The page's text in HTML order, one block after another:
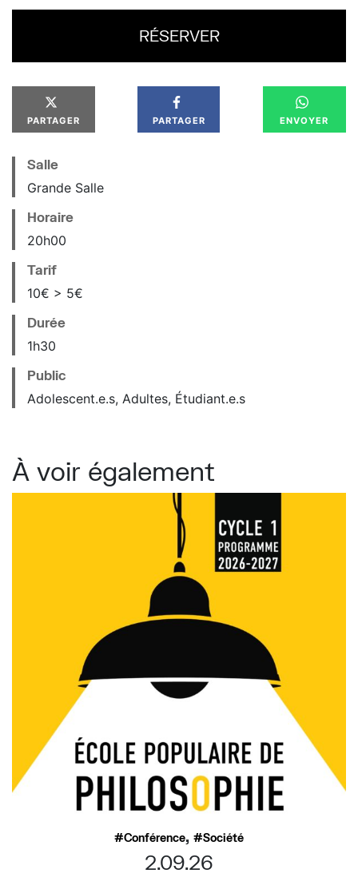
RÉSERVER
PARTAGER PARTAGER ENVOYER
Salle
Grande Salle
Horaire
20h00
Tarif
10€ > 5€
Durée
1h30
Public
Adolescent.e.s, Adultes, Étudiant.e.s
À voir également
Conférence, Société
2.09.26